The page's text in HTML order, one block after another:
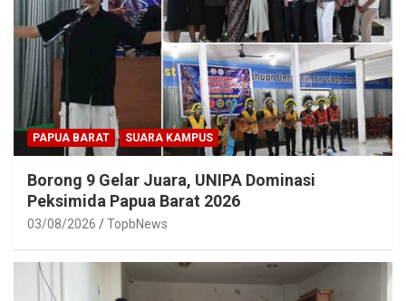
PAPUA BARAT SUARA KAMPUS
Borong 9 Gelar Juara, UNIPA Dominasi
Peksimida Papua Barat 2026
03/08/2026 TopbNews